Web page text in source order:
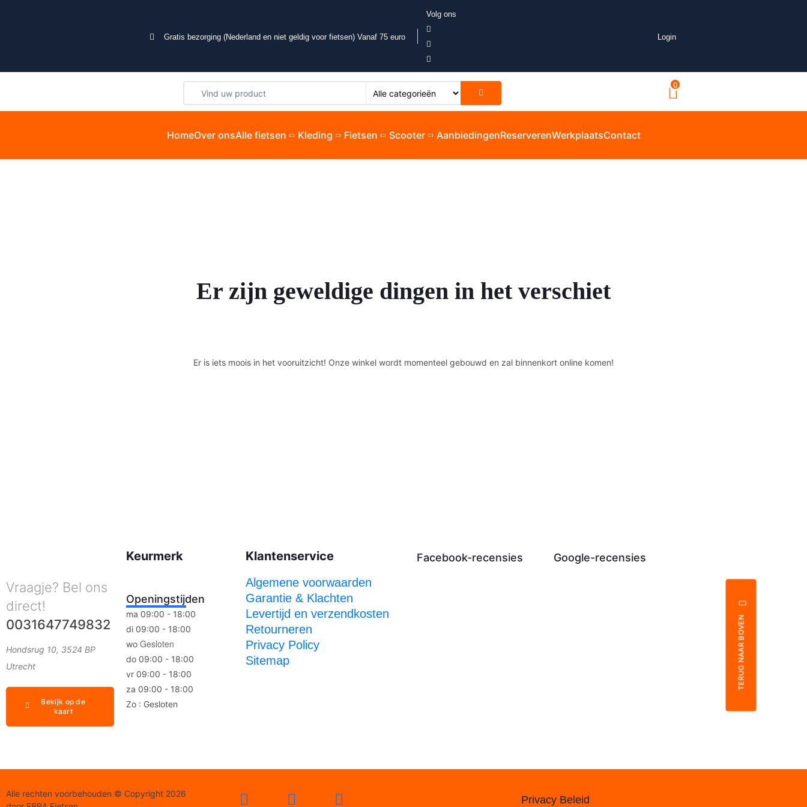
Gratis bezorging (Nederland en niet geldig voor fietsen) Vanaf 75 euro
Volg ons
Login
0
HomeOver onsAlle fietsen Kleding Fietsen Scooter AanbiedingenReserverenWerkplaatsContact
Er zijn geweldige dingen in het verschiet
Er is iets moois in het vooruitzicht! Onze winkel wordt momenteel gebouwd en zal binnenkort online komen!
Vraagje? Bel ons
direct!
0031647749832
Hondsrug 10, 3524 BP
Utrecht
Bekijk op de
kaart
Keurmerk
Openingstijden
ma 09:00 - 18:00
di 09:00 - 18:00
woGesloten
do 09:00 - 18:00
vr 09:00 - 18:00
za 09:00 - 18:00
Zo : Gesloten
Klantenservice
Algemene voorwaarden
Garantie & Klachten
Levertijd en verzendkosten
Retourneren
Privacy Policy
Sitemap
Facebook-recensies Google-recensies
TERUG NAAR BOVEN
Alle rechten voorbehouden © Copyright 2026
Privacy Beleid